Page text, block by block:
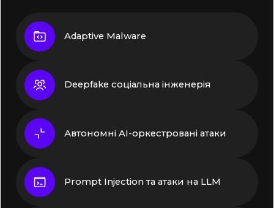
Adaptive Malware
Deepfake соціальна інженерія
Автономні AI-оркестровані атаки
Prompt Injection та атаки на LLM